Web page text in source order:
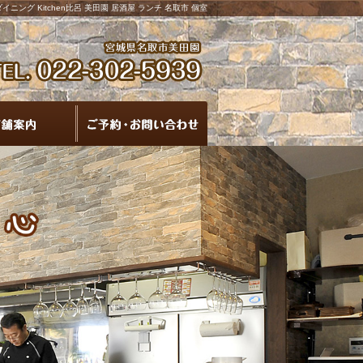
イニング Kitchen比呂 美田園 居酒屋 ランチ 名取市 個室